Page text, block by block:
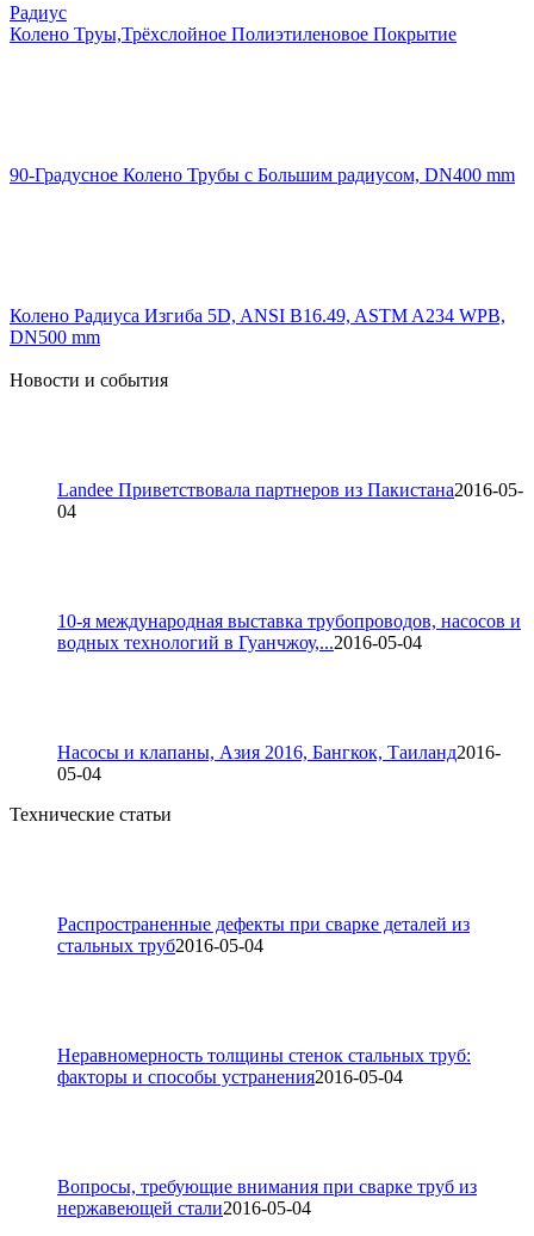
Радиус
Колено Труы,Трёхслойное Полиэтиленовое Покрытие
90-Градусное Колено Трубы с Большим радиусом, DN400 mm
Колено Радиуса Изгиба 5D, ANSI B16.49, ASTM A234 WPB,
DN500 mm
Новости и события
Landee Приветствовала партнеров из Пакистана2016-05-
04
10-я международная выставка трубопроводов, насосов и
водных технологий в Гуанчжоу,...2016-05-04
Насосы и клапаны, Азия 2016, Бангкок, Таиланд2016-
05-04
Технические статьи
Распространенные дефекты при сварке деталей из
стальных труб2016-05-04
Неравномерность толщины стенок стальных труб:
факторы и способы устранения2016-05-04
Вопросы, требующие внимания при сварке труб из
нержавеющей стали2016-05-04